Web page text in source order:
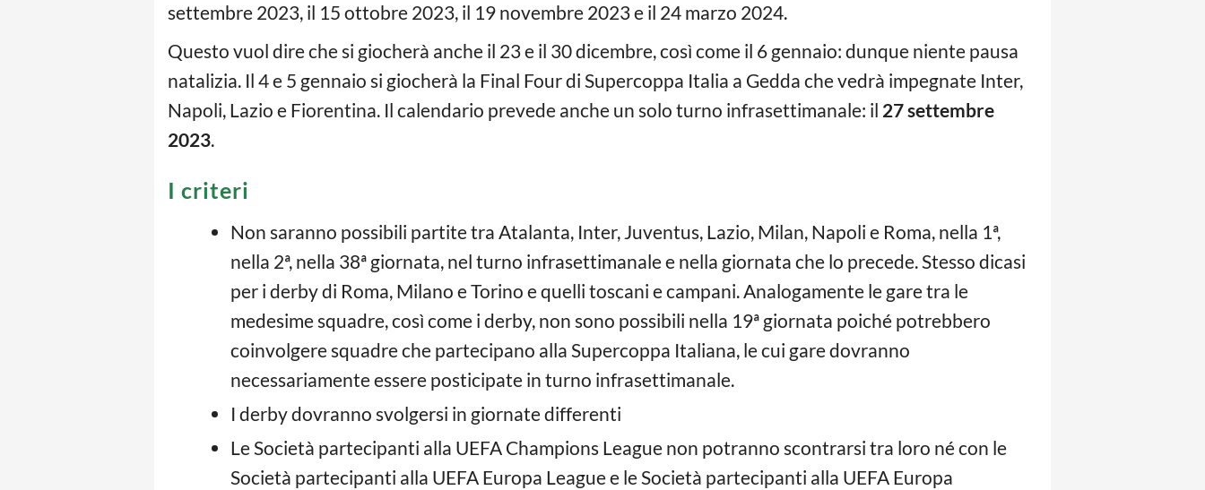
settembre 2023, il 15 ottobre 2023, il 19 novembre 2023 e il 24 marzo 2024.
Questo vuol dire che si giocherà anche il 23 e il 30 dicembre, così come il 6 gennaio: dunque niente pausa
natalizia. Il 4 e 5 gennaio si giocherà la Final Four di Supercoppa Italia a Gedda che vedrà impegnate Inter,
Napoli, Lazio e Fiorentina. Il calendario prevede anche un solo turno infrasettimanale: il 27 settembre
2023.
I criteri
Non saranno possibili partite tra Atalanta, Inter, Juventus, Lazio, Milan, Napoli e Roma, nella 1ª,
nella 2ª, nella 38ª giornata, nel turno infrasettimanale e nella giornata che lo precede. Stesso dicasi
per i derby di Roma, Milano e Torino e quelli toscani e campani. Analogamente le gare tra le
medesime squadre, così come i derby, non sono possibili nella 19ª giornata poiché potrebbero
coinvolgere squadre che partecipano alla Supercoppa Italiana, le cui gare dovranno
necessariamente essere posticipate in turno infrasettimanale.
I derby dovranno svolgersi in giornate differenti
Le Società partecipanti alla UEFA Champions League non potranno scontrarsi tra loro né con le
Società partecipanti alla UEFA Europa League e le Società partecipanti alla UEFA Europa